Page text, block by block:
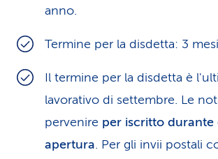
anno.
Termine per la disdetta: 3 mesi
Il termine per la disdetta è
lavorativo di settembre. Le
pervenire per iscritto durante
apertura. Per gli invii postali